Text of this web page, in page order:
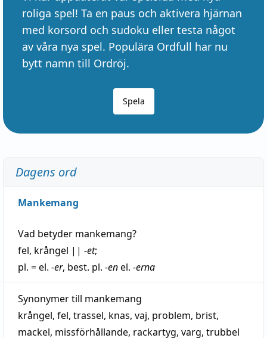
roliga spel! Ta en paus och aktivera hjärnan
med korsord och sudoku eller testa något
av våra nya spel. Populära Ordfull har nu
bytt namn till Ordröj.
Spela
Dagens ord
Mankemang
Vad betyder mankemang?
fel, krångel || -et;
pl. = el. -er, best. pl. -enel. -erna
Synonymer till mankemang
krångel, fel, trassel, knas, vaj, problem, brist,
mackel, missförhållande, rackartyg, varg, trubbel